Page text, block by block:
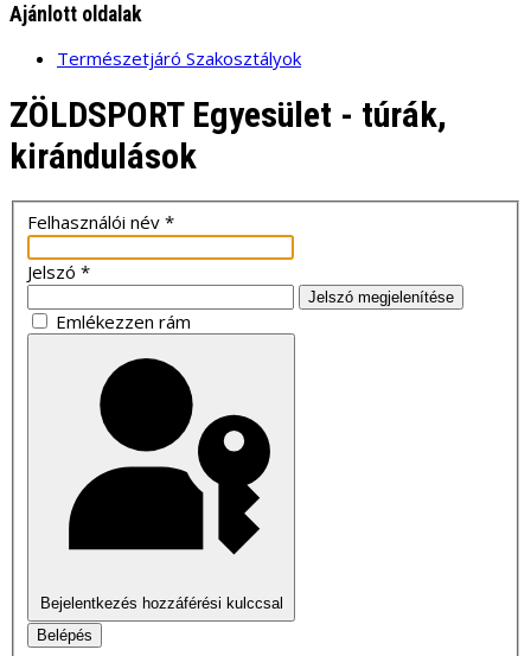
Ajánlott oldalak
Természetjáró Szakosztályok
ZÖLDSPORT Egyesület - túrák,
kirándulások
Felhasználói név *
Jelszó *
Jelszó megjelenítése
Emlékezzen rám
Bejelentkezés hozzáférési kulccsal
Belépés